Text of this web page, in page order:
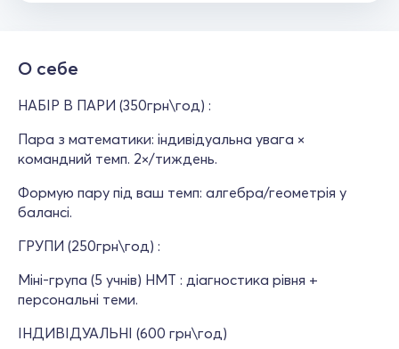
О себе
НАБІР В ПАРИ (350грн\год) :
Пара з математики: індивідуальна увага ×
командний темп. 2×/тиждень.
Формую пару під ваш темп: алгебра/геометрія у
балансі.
ГРУПИ (250грн\год) :
Міні-група (5 учнів) НМТ : діагностика рівня +
персональні теми.
ІНДИВІДУАЛЬНІ (600 грн\год)